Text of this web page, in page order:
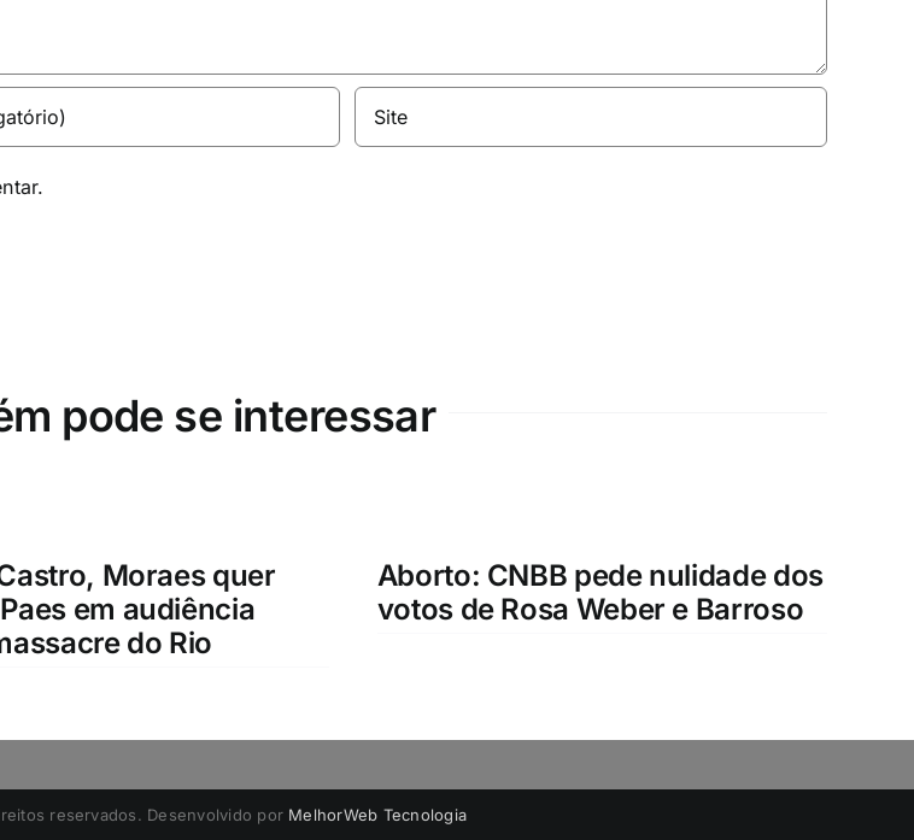
pode se interessar
Moraes quer
em audiência
do Rio
Aborto: CNBB pede nulidade dos
votos de Rosa Weber e Barroso
reservados. Desenvolvido por MelhorWeb Tecnologia